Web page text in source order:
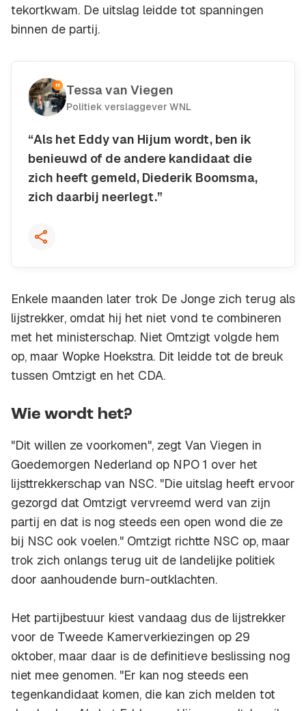
tekortkwam. De uitslag leidde tot spanningen
binnen de partij.
Tessa van Viegen
Politiek verslaggever WNL
“Als het Eddy van Hijum wordt, ben ik
benieuwd of de andere kandidaat die
zich heeft gemeld, Diederik Boomsma,
zich daarbij neerlegt.”
Kopieer quote
Enkele maanden later trok De Jonge zich terug als
lijstrekker, omdat hij het niet vond te combineren
met het ministerschap. Niet Omtzigt volgde hem
op, maar Wopke Hoekstra. Dit leidde tot de breuk
tussen Omtzigt en het CDA.
Wie wordt het?
"Dit willen ze voorkomen", zegt Van Viegen in
Goedemorgen Nederland op NPO 1 over het
lijsttrekkerschap van NSC. "Die uitslag heeft ervoor
gezorgd dat Omtzigt vervreemd werd van zijn
partij en dat is nog steeds een open wond die ze
bij NSC ook voelen." Omtzigt richtte NSC op, maar
trok zich onlangs terug uit de landelijke politiek
door aanhoudende burn-outklachten.
Het partijbestuur kiest vandaag dus de lijstrekker
voor de Tweede Kamerverkiezingen op 29
oktober, maar daar is de definitieve beslissing nog
niet mee genomen. "Er kan nog steeds een
tegenkandidaat komen, die kan zich melden tot